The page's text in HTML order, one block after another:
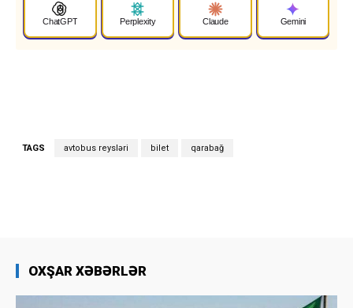
ChatGPT Perplexity Claude Gemini
TAGS avtobus reysləri bilet qarabağ
OXŞAR XƏBƏRLƏR